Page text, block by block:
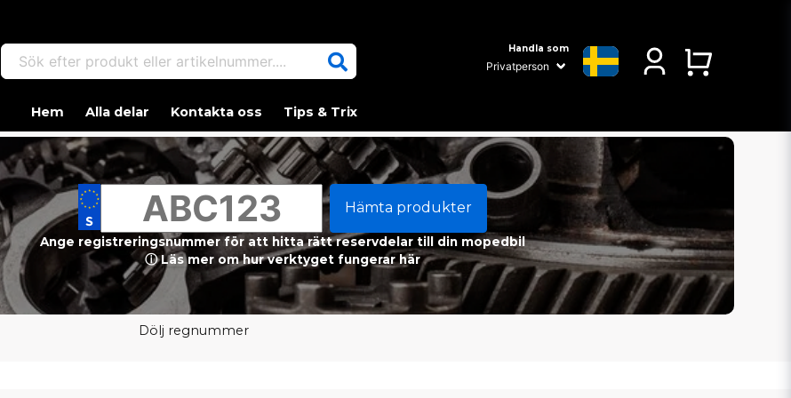
Sök efter produkt eller artikelnummer.... Handla som
Hem Alla delar Kontakta oss Tips & Trix
Hämta produkter
Ange registreringsnummer för att hitta rätt reservdelar till din mopedbil
ⓘ Läs mer om hur verktyget fungerar här
Dölj regnummer